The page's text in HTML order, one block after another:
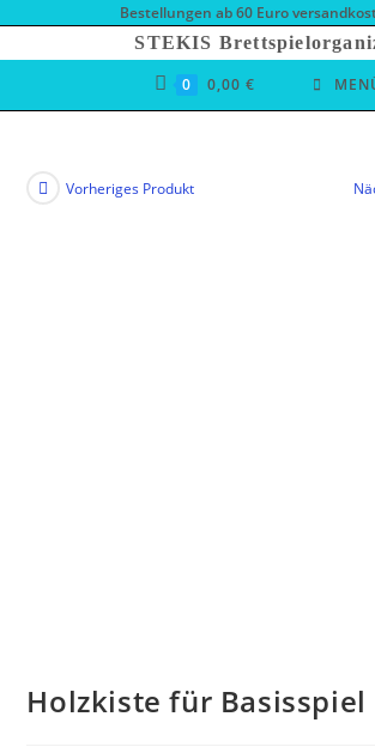
Bestellungen ab 60 Euro
STEKIS
0 0,00 €
Vorheriges Produkt
Holzkiste für Basisspiel